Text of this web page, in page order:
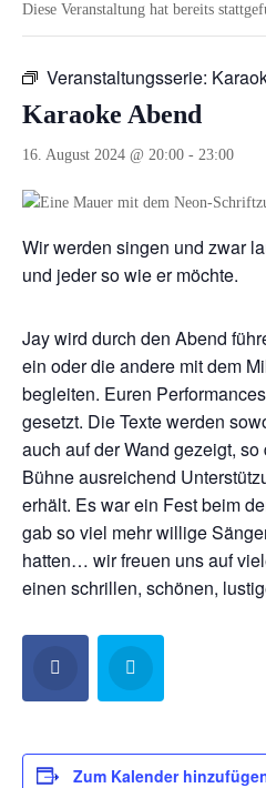
Diese Veranstaltung hat bereits
Veranstaltungsserie:
Karaoke Abend
16. August 2024 @ 20:00 - 23:00
Wir werden singen und zwar
und jeder so wie er möchte.
Jay wird durch den Abend
ein oder die andere mit dem
begleiten. Euren
gesetzt. Die Texte werden
auch auf der Wand gezeigt,
Bühne ausreichend
erhält. Es war ein Fest beim
gab so viel mehr willige
hatten… wir freuen uns auf
einen schrillen, schönen,
Zum Kalender